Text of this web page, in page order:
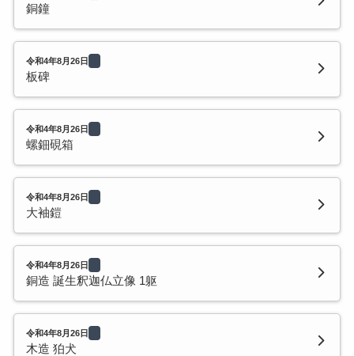
銅鐘
令和4年8月26日
板碑
令和4年8月26日
螺鈿硯箱
令和4年8月26日
大袖鎧
令和4年8月26日
銅造 誕生釈迦仏立像 1躯
令和4年8月26日
木造 狛犬